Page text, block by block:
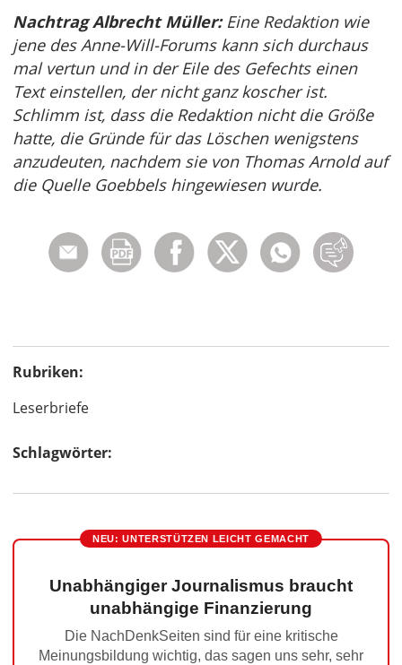
Nachtrag Albrecht Müller:Eine Redaktion wie
jene des Anne-Will-Forums kann sich durchaus
mal vertun und in der Eile des Gefechts einen
Text einstellen, der nicht ganz koscher ist.
Schlimm ist, dass die Redaktion nicht die Größe
hatte, die Gründe für das Löschen wenigstens
anzudeuten, nachdem sie von Thomas Arnold auf
die Quelle Goebbels hingewiesen wurde.
Rubriken:
Leserbriefe
Schlagwörter:
NEU: UNTERSTÜTZEN LEICHT GEMACHT
Unabhängiger Journalismus braucht
unabhängige Finanzierung
Die NachDenkSeiten sind für eine kritische
Meinungsbildung wichtig, das sagen uns sehr, sehr